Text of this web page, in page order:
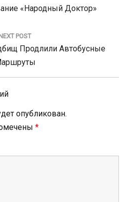
«Народный Доктор»
POST
Продлили Автобусные
опубликован.
*